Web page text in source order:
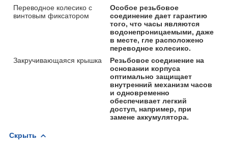
Переводное колесико с
винтовым фиксатором
Особое резьбовое
соединение дает гарантию
того, что часы являются
водонепроницаемыми, даже
в месте, гле расположено
переводное колесико.
Закручивающаяся крышка
Резьбовое соединение на
основании корпуса
оптимально защищает
внутренний механизм часов
и одновременно
обеспечивает легкий
доступ, например, при
замене аккумулятора.
Скрыть